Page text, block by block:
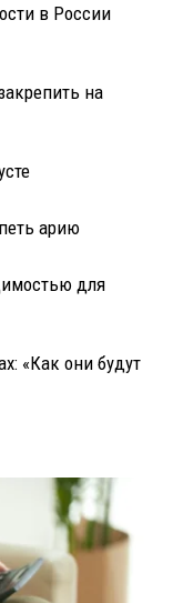
в России
на
арию
для
«Как они будут